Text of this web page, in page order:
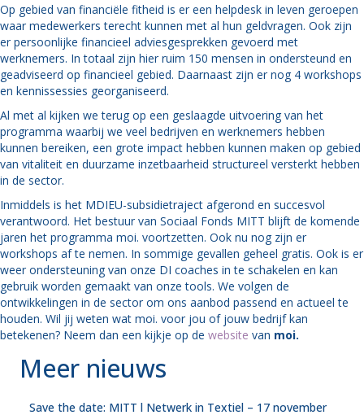
Op gebied van financiële fitheid is er een helpdesk in leven geroepen
waar medewerkers terecht kunnen met al hun geldvragen. Ook zijn
er persoonlijke financieel adviesgesprekken gevoerd met
werknemers. In totaal zijn hier ruim 150 mensen in ondersteund en
geadviseerd op financieel gebied. Daarnaast zijn er nog 4 workshops
en kennissessies georganiseerd.
Al met al kijken we terug op een geslaagde uitvoering van het
programma waarbij we veel bedrijven en werknemers hebben
kunnen bereiken, een grote impact hebben kunnen maken op gebied
van vitaliteit en duurzame inzetbaarheid structureel versterkt hebben
in de sector.
Inmiddels is het MDIEU-subsidietraject afgerond en succesvol
verantwoord. Het bestuur van Sociaal Fonds MITT blijft de komende
jaren het programma moi. voortzetten. Ook nu nog zijn er
workshops af te nemen. In sommige gevallen geheel gratis. Ook is er
weer ondersteuning van onze DI coaches in te schakelen en kan
gebruik worden gemaakt van onze tools. We volgen de
ontwikkelingen in de sector om ons aanbod passend en actueel te
houden. Wil jij weten wat moi. voor jou of jouw bedrijf kan
betekenen? Neem dan een kijkje op de website van moi.
Meer nieuws
Save the date: MITT l Netwerk in Textiel – 17 november